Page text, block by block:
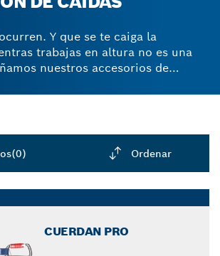
Y que se te caiga la
trabajas en altura no es una
nuestros accesorios de
de trabajo y su equipo
(0) Ordenar
closed
CUERDAN PRO